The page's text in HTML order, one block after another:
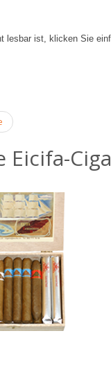
lesbar ist, klicken Sie
Eicifa-